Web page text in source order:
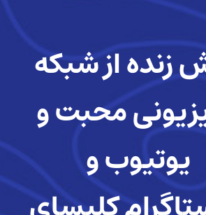
زنده از شبکه
محبت و
یوتیوب و